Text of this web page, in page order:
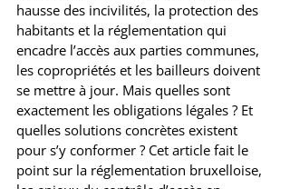
hausse des incivilités, la protection des
habitants et la réglementation qui
encadre l’accès aux parties communes,
les copropriétés et les bailleurs doivent
se mettre à jour. Mais quelles sont
exactement les obligations légales ? Et
quelles solutions concrètes existent
pour s’y conformer ? Cet article fait le
point sur la réglementation bruxelloise,